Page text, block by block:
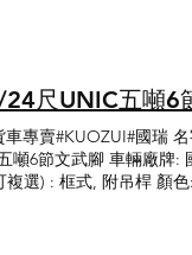
尺UNIC五噸6
專賣#KUOZUI#國瑞
噸6節文武腳 車輛廠牌
選) : 框式, 附吊桿 顏